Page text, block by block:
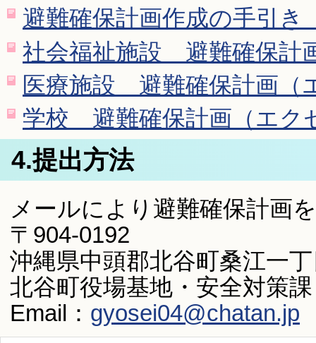
避難確保計画作成の手引
社会福祉施設 避難確保計
医療施設 避難確保計画（
学校 避難確保計画（エク
4.提出方法
メールにより避難確保計画
〒904-0192
沖縄県中頭郡北谷町桑江一
北谷町役場基地・安全対策
Email： gyosei04@chatan.jp